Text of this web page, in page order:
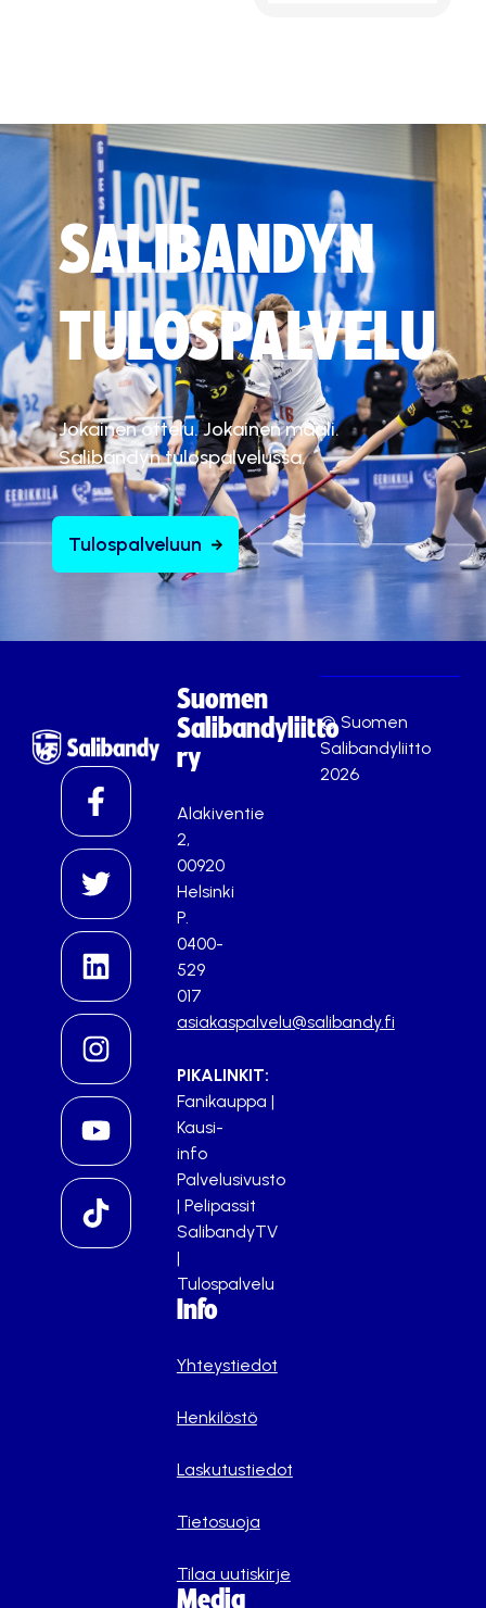
SALIBANDYN
TULOSPALVELU
Jokainen ottelu. Jokainen maali.
Salibandyn tulospalvelussa.
Tulospalveluun
Suomen
Salibandyliitto
ry
Alakiventie
2,
00920
Helsinki
P.
0400-
529
017
asiakaspalvelu@salibandy.fi
PIKALINKIT:
Fanikauppa |
Kausi-
info
Palvelusivusto
| Pelipassit
SalibandyTV
|
Tulospalvelu
Info
Yhteystiedot
Henkilöstö
Laskutustiedot
Tietosuoja
Tilaa uutiskirje
Media
© Suomen
Salibandyliitto
2026